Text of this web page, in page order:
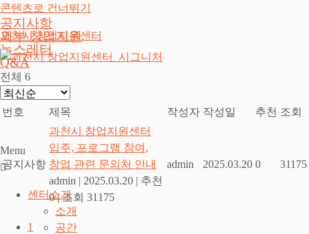
콘텐츠로 건너뛰기
과천시 창업지원센터
Menu
센터소개
소개
공간
공지사항
외부 창업지원
뉴스레터
Q&A
전체 6
번호 제목 작성자 작성일 추천 조회
공지사항
과천시 창업지원센터
입주, 프로그램 참여,
창업 관련 문의처 안내
admin | 2025.03.20 | 추천
0 | 조회 31175
admin 2025.03.20 0 31175
1